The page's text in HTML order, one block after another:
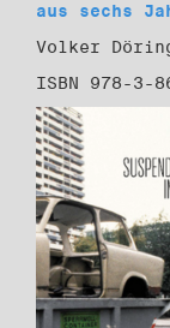
aus sechs
Volker
ISBN 978-3-